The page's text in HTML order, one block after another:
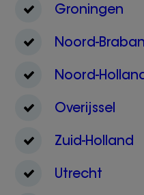
Groningen
Noord-
Noord-
Overijssel
Zuid-Holland
Utrecht